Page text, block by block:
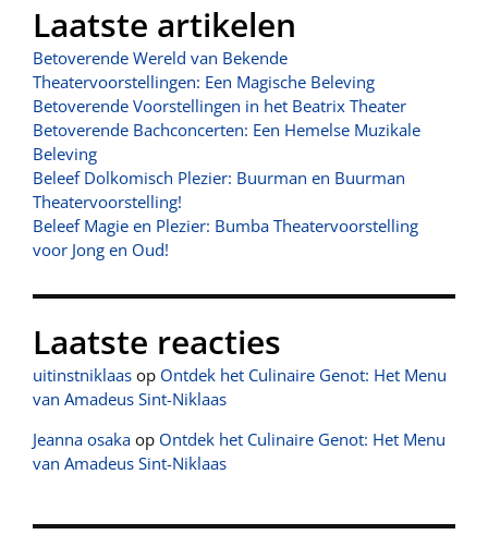
Laatste artikelen
Betoverende Wereld van Bekende
Theatervoorstellingen: Een Magische Beleving
Betoverende Voorstellingen in het Beatrix Theater
Betoverende Bachconcerten: Een Hemelse Muzikale
Beleving
Beleef Dolkomisch Plezier: Buurman en Buurman
Theatervoorstelling!
Beleef Magie en Plezier: Bumba Theatervoorstelling
voor Jong en Oud!
Laatste reacties
uitinstniklaas op Ontdek het Culinaire Genot: Het Menu
van Amadeus Sint-Niklaas
Jeanna osaka op Ontdek het Culinaire Genot: Het Menu
van Amadeus Sint-Niklaas